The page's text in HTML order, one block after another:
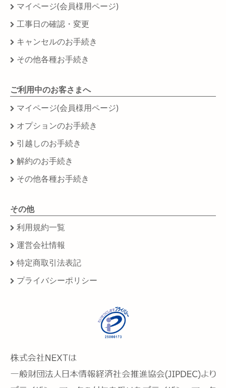
マイページ(会員様用ページ)
工事日の確認・変更
キャンセルのお手続き
その他各種お手続き
ご利用中のお客さまへ
マイページ(会員様用ページ)
オプションのお手続き
引越しのお手続き
解約のお手続き
その他各種お手続き
その他
利用規約一覧
運営会社情報
特定商取引法表記
プライバシーポリシー